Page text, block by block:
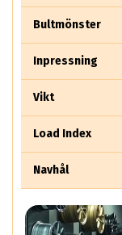
Bultmönster
Inpressning
Vikt
Load Index
Navhål